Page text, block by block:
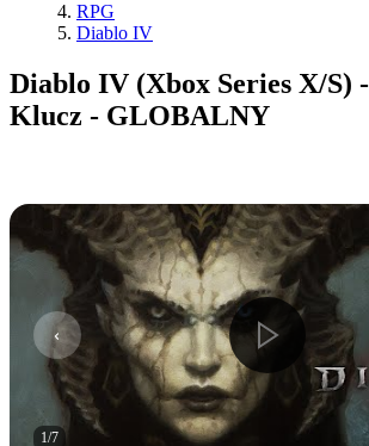
RPG
Diablo IV
Diablo IV (Xbox Series X/S)
Klucz - GLOBALNY
1/7